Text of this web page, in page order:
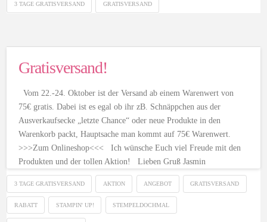
3 TAGE GRATISVERSAND GRATISVERSAND
Gratisversand!
Vom 22.-24. Oktober ist der Versand ab einem Warenwert von
75€ gratis. Dabei ist es egal ob ihr zB. Schnäppchen aus der
Ausverkaufsecke „letzte Chance“ oder neue Produkte in den
Warenkorb packt, Hauptsache man kommt auf 75€ Warenwert.
>>>Zum Onlineshop<<< Ich wünsche Euch viel Freude mit den
Produkten und der tollen Aktion! Lieben Gruß Jasmin
3 TAGE GRATISVERSAND AKTION ANGEBOT GRATISVERSAND
RABATT STAMPIN' UP! STEMPELDOCHMAL